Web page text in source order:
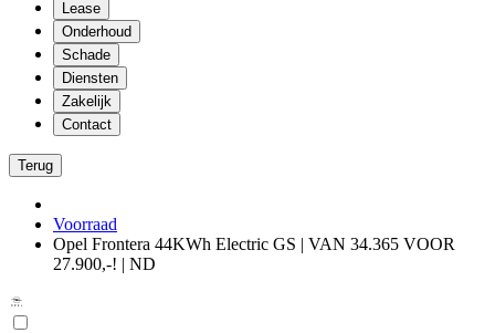
Lease
Onderhoud
Schade
Diensten
Zakelijk
Contact
Terug
Voorraad
Opel Frontera 44KWh Electric GS | VAN 34.365 VOOR
27.900,-! | ND